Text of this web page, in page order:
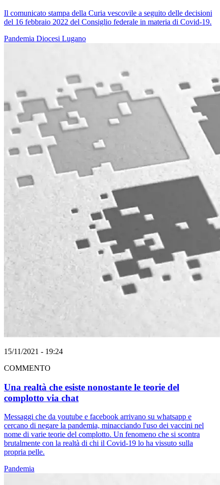
Il comunicato stampa della Curia vescovile a seguito delle decisioni
del 16 febbraio 2022 del Consiglio federale in materia di Covid-19.
Pandemia Diocesi Lugano
15/11/2021 - 19:24
COMMENTO
Una realtà che esiste nonostante le teorie del
complotto via chat
Messaggi che da youtube e facebook arrivano su whatsapp e
cercano di negare la pandemia, minacciando l'uso dei vaccini nel
nome di varie teorie del complotto. Un fenomeno che si scontra
brutalmente con la realtà di chi il Covid-19 lo ha vissuto sulla
propria pelle.
Pandemia